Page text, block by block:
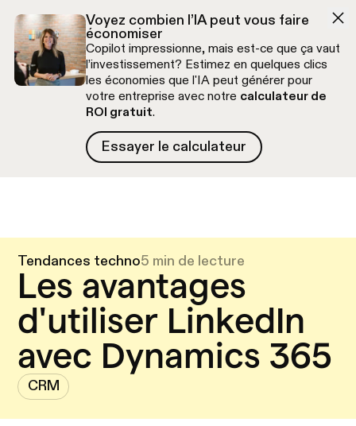
Voyez combien l’IA peut vous faire
économiser
Copilot impressionne, mais est-ce que ça vaut
l’investissement? Estimez en quelques clics
les économies que l'IA peut générer pour
votre entreprise avec notre calculateur de
ROI gratuit.
Essayer le calculateur
Essayer le calculateur
Tendances techno5 min de lecture
Les avantages
d'utiliser LinkedIn
avec Dynamics 365
CRM